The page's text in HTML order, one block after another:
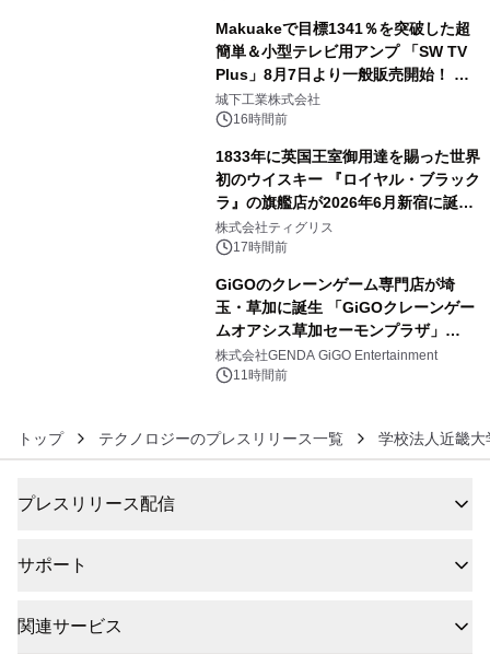
Makuakeで目標1341％を突破した超
簡単＆小型テレビ用アンプ 「SW TV
Plus」8月7日より一般販売開始！ ケ
ーブル1本つなぐだけ、テレビの音が
ぐっと豊かに
城下工業株式会社
16時間前
1833年に英国王室御用達を賜った世界
初のウイスキー 『ロイヤル・ブラック
ラ』の旗艦店が2026年6月新宿に誕
生 バカルディ ジャパンと連携した
没入型バー「BAR Arca」
株式会社ティグリス
17時間前
GiGOのクレーンゲーム専門店が埼
玉・草加に誕生 「GiGOクレーンゲー
ムオアシス草加セーモンプラザ」
2026年8月7日(金)10時グランドオープ
ン
株式会社GENDA GiGO Entertainment
11時間前
トップ テクノロジーのプレスリリース一覧 学校法人近畿大
プレスリリース配信
サポート
関連サービス